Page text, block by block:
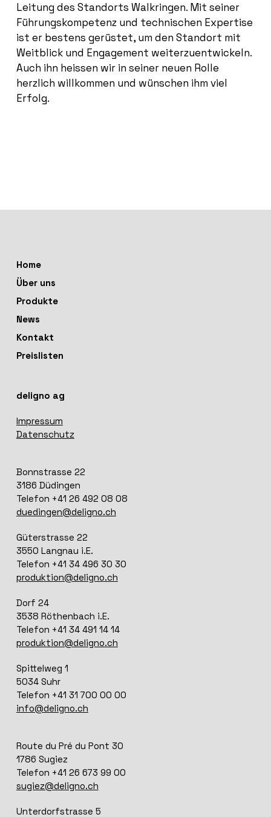
Leitung des Standorts Walkringen. Mit seiner
Führungskompetenz und technischen Expertise
ist er bestens gerüstet, um den Standort mit
Weitblick und Engagement weiterzuentwickeln.
Auch ihn heissen wir in seiner neuen Rolle
herzlich willkommen und wünschen ihm viel
Erfolg.
Home
Über uns
Produkte
News
Kontakt
Preislisten
deligno ag
Impressum
Datenschutz
Bonnstrasse 22
3186 Düdingen
Telefon +41 26 492 08 08
duedingen@deligno.ch
Güterstrasse 22
3550 Langnau i.E.
Telefon +41 34 496 30 30
produktion@deligno.ch
Dorf 24
3538 Röthenbach i.E.
Telefon +41 34 491 14 14
produktion@deligno.ch
Spittelweg 1
5034 Suhr
Telefon +41 31 700 00 00
info@deligno.ch
Route du Pré du Pont 30
1786 Sugiez
Telefon +41 26 673 99 00
sugiez@deligno.ch
Unterdorfstrasse 5